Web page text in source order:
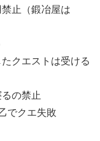
止（鍛冶屋は
クエストは受ける
の禁止
でクエ失敗